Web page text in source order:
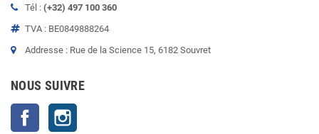
Tél : (+32) 497 100 360
TVA : BE0849888264
Addresse : Rue de la Science 15, 6182 Souvret
NOUS SUIVRE
Facebook